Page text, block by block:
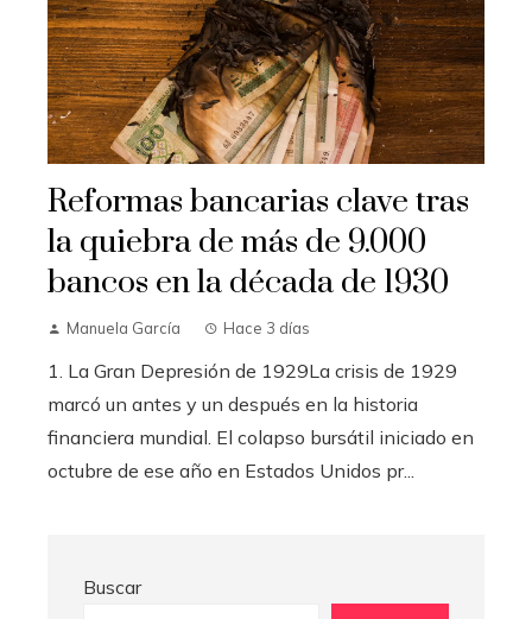
Reformas bancarias clave tras
la quiebra de más de 9.000
bancos en la década de 1930
Manuela García Hace 3 días
1. La Gran Depresión de 1929La crisis de 1929
marcó un antes y un después en la historia
financiera mundial. El colapso bursátil iniciado en
octubre de ese año en Estados Unidos pr...
Buscar